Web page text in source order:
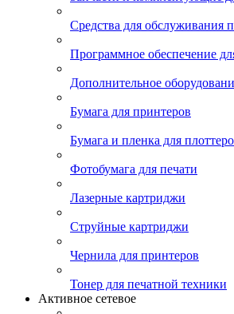
Средства для обслуживания
Программное обеспечение
Дополнительное
Бумага для принтеров
Бумага и пленка для
Фотобумага для печати
Лазерные картриджи
Струйные картриджи
Чернила для принтеров
Тонер для печатной техники
Активное сетевое